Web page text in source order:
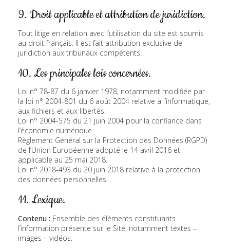
9. Droit applicable et attribution de juridiction.
Tout litige en relation avec l’utilisation du site est soumis
au droit français. Il est fait attribution exclusive de
juridiction aux tribunaux compétents.
10. Les principales lois concernées.
Loi n° 78-87 du 6 janvier 1978, notamment modifiée par
la loi n° 2004-801 du 6 août 2004 relative à l’informatique,
aux fichiers et aux libertés.
Loi n° 2004-575 du 21 juin 2004 pour la confiance dans
l’économie numérique.
Règlement Général sur la Protection des Données (RGPD)
de l’Union Européenne adopté le 14 avril 2016 et
applicable au 25 mai 2018.
Loi n° 2018-493 du 20 juin 2018 relative à la protection
des données personnelles.
11. Lexique.
Contenu : Ensemble des éléments constituants
l’information présente sur le Site, notamment textes –
images – vidéos.